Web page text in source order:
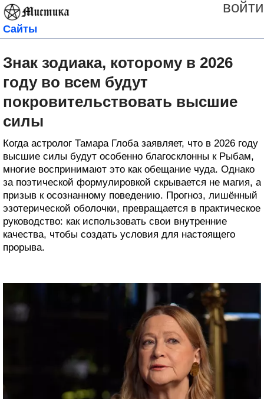
войти
Сайты
Знак зодиака, которому в 2026
году во всем будут
покровительствовать высшие
силы
Когда астролог Тамара Глоба заявляет, что в 2026 году
высшие силы будут особенно благосклонны к Рыбам,
многие воспринимают это как обещание чуда. Однако
за поэтической формулировкой скрывается не магия, а
призыв к осознанному поведению. Прогноз, лишённый
эзотерической оболочки, превращается в практическое
руководство: как использовать свои внутренние
качества, чтобы создать условия для настоящего
прорыва.